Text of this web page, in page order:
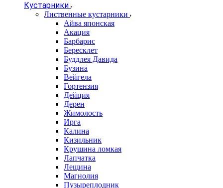
Кустарники
Лиственные кустарники
Айва японская
Акация
Барбарис
Бересклет
Буддлея Давида
Бузина
Вейгела
Гортензия
Дейция
Дерен
Жимолость
Ирга
Калина
Кизильник
Крушина ломкая
Лапчатка
Лещина
Магнолия
Пузыреплодник